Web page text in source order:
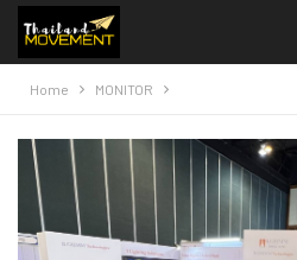
Home MONITOR